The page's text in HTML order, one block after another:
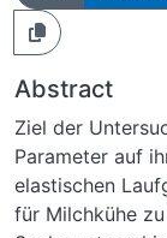
Abstract
Ziel der
Parameter auf
elastischen
für Milchkühe